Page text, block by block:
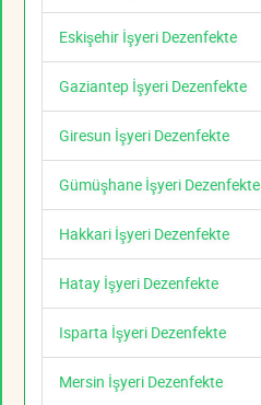
Eskişehir İşyeri Dezenfekte
Gaziantep İşyeri Dezenfekte
Giresun İşyeri Dezenfekte
Gümüşhane İşyeri Dezenfekte
Hakkari İşyeri Dezenfekte
Hatay İşyeri Dezenfekte
Isparta İşyeri Dezenfekte
Mersin İşyeri Dezenfekte